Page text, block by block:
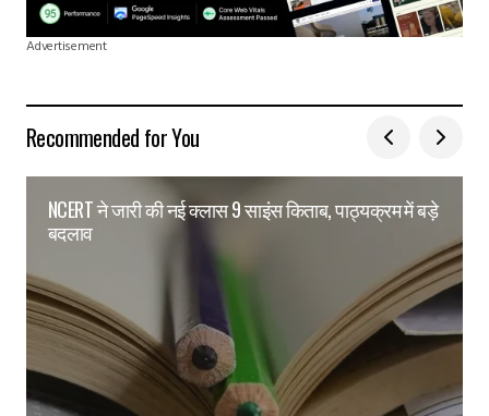
Advertisement
Recommended for You
NCERT ने जारी की नई क्लास 9 साइंस किताब, पाठ्यक्रम में बड़े
बदलाव